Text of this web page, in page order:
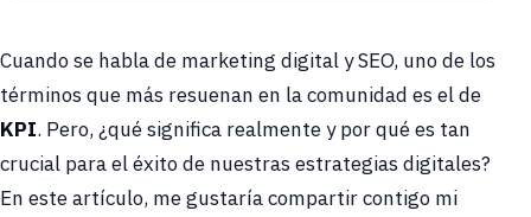
Cuando se habla de marketing digital y SEO, uno de los
términos que más resuenan en la comunidad es el de
KPI. Pero, ¿qué significa realmente y por qué es tan
crucial para el éxito de nuestras estrategias digitales?
En este artículo, me gustaría compartir contigo mi